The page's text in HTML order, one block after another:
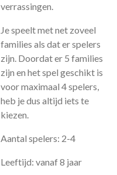
verrassingen.
Je speelt met net zoveel
families als dat er spelers
zijn. Doordat er 5 families
zijn en het spel geschikt is
voor maximaal 4 spelers,
heb je dus altijd iets te
kiezen.
Aantal spelers: 2-4
Leeftijd: vanaf 8 jaar